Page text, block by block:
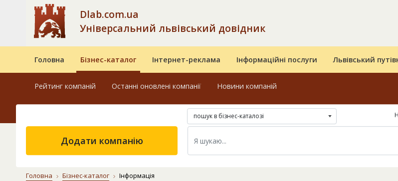
Dlab.com.ua
Універсальний львівський довідник
Головна Бізнес-каталог Інтернет-реклама Інформаційні послуги Львівський
Рейтинг компаній Останні оновлені компанії Новини компаній
пошук в бізнес-каталозі
Додати компанію
Головна Бізнес-каталог Інформація